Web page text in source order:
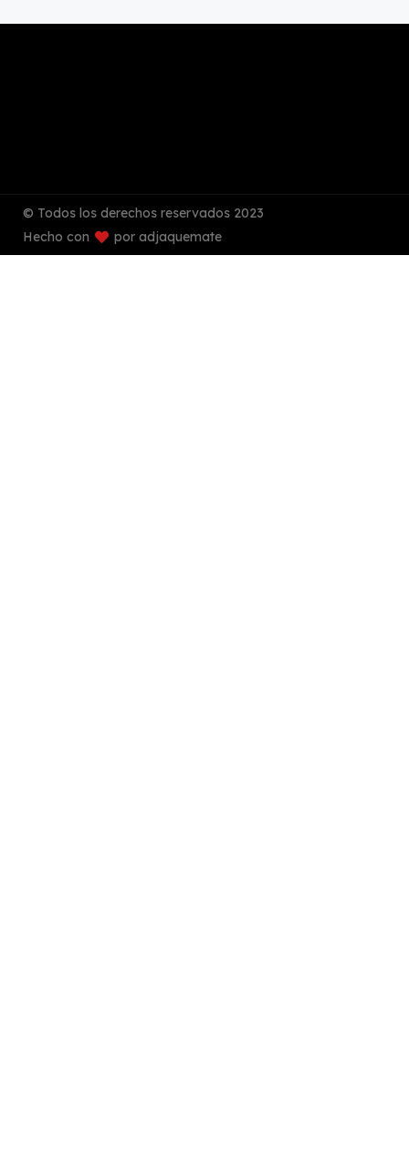
© Todos los derechos reservados 2023
Hecho con
por adjaquemate